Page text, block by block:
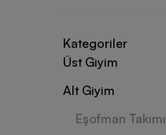
Kategoriler
Üst Giyim
Alt Giyim
Eşofman Takımı